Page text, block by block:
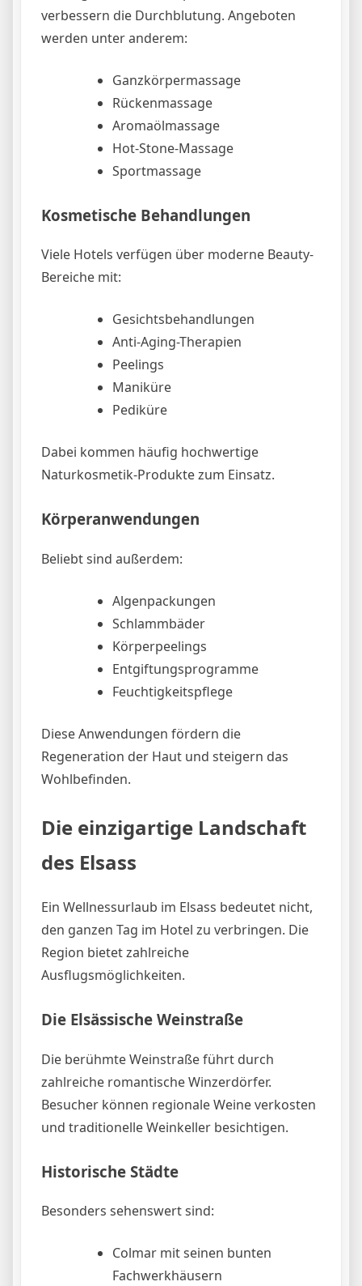
verbessern die Durchblutung. Angeboten
werden unter anderem:
Ganzkörpermassage
Rückenmassage
Aromaölmassage
Hot-Stone-Massage
Sportmassage
Kosmetische Behandlungen
Viele Hotels verfügen über moderne Beauty-
Bereiche mit:
Gesichtsbehandlungen
Anti-Aging-Therapien
Peelings
Maniküre
Pediküre
Dabei kommen häufig hochwertige
Naturkosmetik-Produkte zum Einsatz.
Körperanwendungen
Beliebt sind außerdem:
Algenpackungen
Schlammbäder
Körperpeelings
Entgiftungsprogramme
Feuchtigkeitspflege
Diese Anwendungen fördern die
Regeneration der Haut und steigern das
Wohlbefinden.
Die einzigartige Landschaft
des Elsass
Ein Wellnessurlaub im Elsass bedeutet nicht,
den ganzen Tag im Hotel zu verbringen. Die
Region bietet zahlreiche
Ausflugsmöglichkeiten.
Die Elsässische Weinstraße
Die berühmte Weinstraße führt durch
zahlreiche romantische Winzerdörfer.
Besucher können regionale Weine verkosten
und traditionelle Weinkeller besichtigen.
Historische Städte
Besonders sehenswert sind:
Colmar mit seinen bunten
Fachwerkhäusern